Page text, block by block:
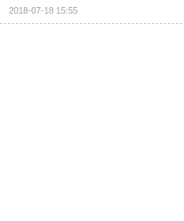
2018-07-18 15:55